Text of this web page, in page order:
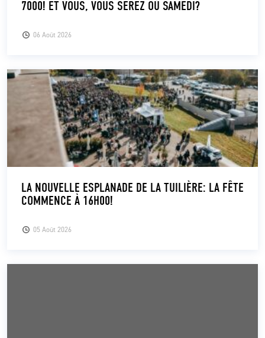
CLUB
ACTUALITÉS
LS ACADEMY CAMPS
MATCH DES CELEBRITES
06 Août 2026
7000! ET VOUS, VOUS SEREZ OÙ SAMEDI?
05 Août 2026
LA NOUVELLE ESPLANADE DE LA TUILIÈRE: LA FÊTE
COMMENCE À 16H00!